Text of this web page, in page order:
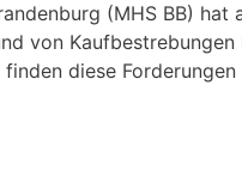
(MHS BB)
von
diese